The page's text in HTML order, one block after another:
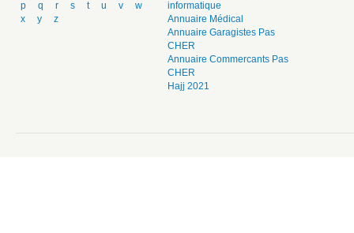
p
q r s t u v
w
x
y z
informatique
Annuaire Médical
Annuaire Garagistes Pas
CHER
Annuaire Commercants Pas
CHER
Hajj 2021